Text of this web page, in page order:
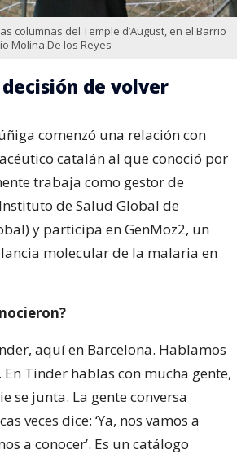
columnas del Temple d’August, en el Barrio
Molina De los Reyes
de volver
comenzó una relación con
catalán al que conoció por
trabaja como gestor de
de Salud Global de
y participa en GenMoz2, un
molecular de la malaria en
aquí en Barcelona. Hablamos
En Tinder hablas con mucha gente,
se junta. La gente conversa
veces dice: ‘Ya, nos vamos a
a conocer’. Es un catálogo